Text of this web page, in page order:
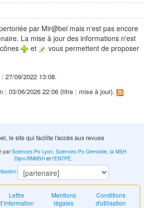
par Mir@bel mais n'est pas encore
La mise à jour des informations n'est
et
vous permettent de proposer
27/09/2022 13:08.
: 03/06/2026 22:06 (titre : mise à jour).
le site qui facilite l'accès aux revues
Lettre
Mentions
légales
Conditions
d'utilisation
parSciences Po Lyon, Sciences Po Grenoble, la MSH
Dijon/RNMSH et l'ENTPE.
: